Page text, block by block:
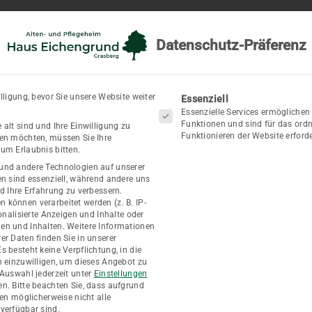
Home Aktuelles Über uns Leistungen
Datenschutz-Präferenz
bevor Sie unsere Website weiter
alt sind und Ihre Einwilligung zu
möchten, müssen Sie Ihre
Erlaubnis bitten.
andere Technologien auf unserer
sind essenziell, während andere uns
Ihre Erfahrung zu verbessern.
können verarbeitet werden (z. B. IP-
Anzeigen und Inhalte oder
und Inhalten. Weitere Informationen
Daten finden Sie in unserer
besteht keine Verpflichtung, in die
einzuwilligen, um dieses Angebot zu
jederzeit unter Einstellungen
Bitte beachten Sie, dass aufgrund
möglicherweise nicht alle
sind.
Es folgt eine Liste der
Essenziell
Essenzielle Services
Funktionen und sind für das
Funktionieren der Website